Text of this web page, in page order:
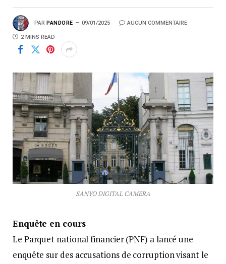
PAR PANDORE 09/01/2025 AUCUN COMMENTAIRE
2 MINS READ
SANYO DIGITAL CAMERA
Enquête en cours
Le Parquet national financier (PNF) a lancé une
enquête sur des accusations de corruption visant le